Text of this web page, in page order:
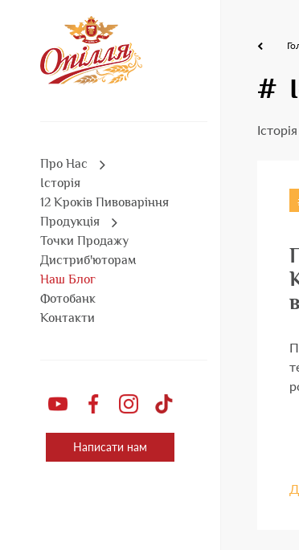
Про Нас
Історія
12 Кроків Пивоваріння
Продукція
Точки Продажу
Дистриб'юторам
Наш Блог
Фотобанк
Контакти
Написати нам